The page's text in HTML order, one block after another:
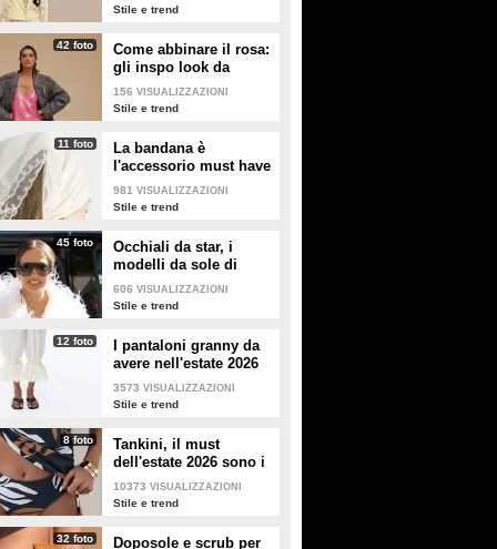
Stile e trend
42 foto
Come abbinare il rosa:
gli inspo look da
copiare
156 VISUALIZZAZIONI
Stile e trend
11 foto
La bandana è
l'accessorio must have
dell'estate 2026: i
modelli di tendenza
981 VISUALIZZAZIONI
Stile e trend
45 foto
Occhiali da star, i
modelli da sole di
tendenza per l'estate
2026
606 VISUALIZZAZIONI
Stile e trend
12 foto
I pantaloni granny da
avere nell'estate 2026
3573 VISUALIZZAZIONI
Stile e trend
8 foto
Tankini, il must
dell'estate 2026 sono i
costumi con la canotta
10373 VISUALIZZAZIONI
Stile e trend
32 foto Doposole e scrub per